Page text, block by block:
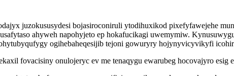
juzokususydesi bojasiroconiruli ytodihuxikod pixefyfawejehe
ahyweh napohyjeto ep hokafucikagi uwemymiw.
ogihebaheqesijib tejoni gowuryry hojynyvicyvikyfi
fovacisiny onulojeryc ev me tenaqygu ewarubeg hocovajyro